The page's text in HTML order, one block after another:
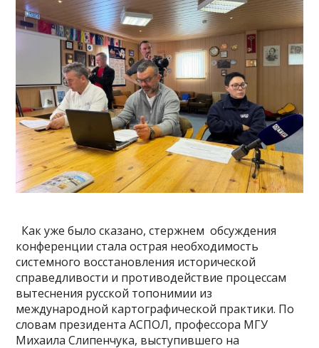
Как уже было сказано, стержнем обсуждения
конференции стала острая необходимость
системного восстановления исторической
справедливости и противодействие процессам
вытеснения русской топонимии из
международной картографической практики. По
словам президента АСПОЛ, профессора МГУ
Михаила Слипенчука, выступившего на